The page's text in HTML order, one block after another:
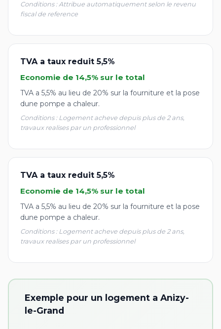
Conditions : Attribue automatiquement selon le revenu
fiscal de reference
TVA a taux reduit 5,5%
Economie de 14,5% sur le total
TVA a 5,5% au lieu de 20% sur la fourniture et la pose
dune pompe a chaleur.
Conditions : Logement acheve depuis plus de 2 ans,
travaux realises par un professionnel
TVA a taux reduit 5,5%
Economie de 14,5% sur le total
TVA a 5,5% au lieu de 20% sur la fourniture et la pose
dune pompe a chaleur.
Conditions : Logement acheve depuis plus de 2 ans,
travaux realises par un professionnel
Exemple pour un logement a Anizy-
le-Grand